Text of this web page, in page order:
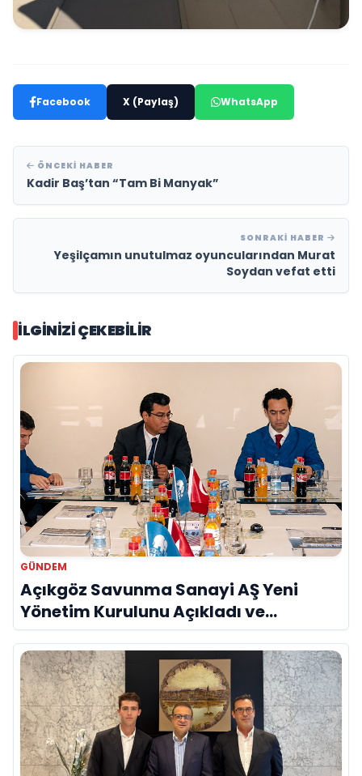
Facebook X (Paylaş) WhatsApp
ÖNCEKI HABER
Kadir Baş’tan “Tam Bi Manyak”
SONRAKI HABER
Yeşilçamın unutulmaz oyuncularından Murat
Soydan vefat etti
İLGINIZI ÇEKEBILIR
GÜNDEM
Açıkgöz Savunma Sanayi AŞ Yeni
Yönetim Kurulunu Açıkladı ve
Savunma Sanayinde Küresel Vizyon
Vurgusu